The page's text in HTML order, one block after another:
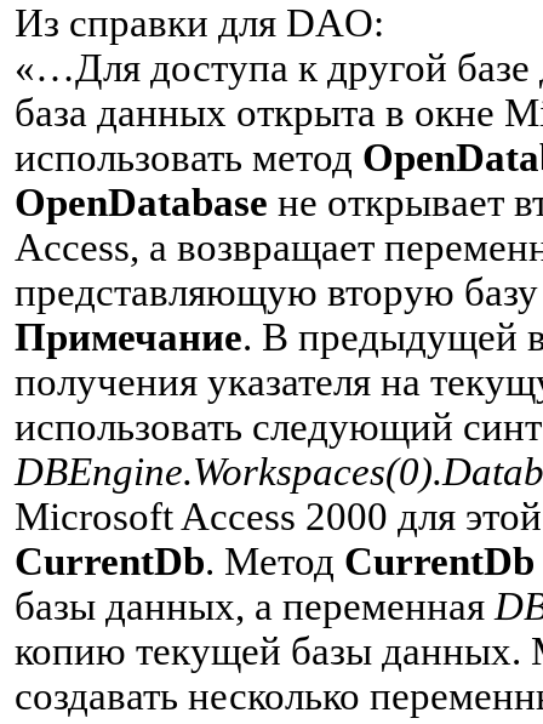
Из справки для DAO:
«…Для доступа к другой базе
база данных открыта в окне
использовать метод
OpenDatabase не открывает
Access, а возвращает
представляющую вторую
Примечание. В предыдущей
получения указателя на
использовать следующий
Microsoft Access 2000 для
CurrentDb. Метод CurrentDb
базы данных, а переменная
копию текущей базы данных.
создавать несколько